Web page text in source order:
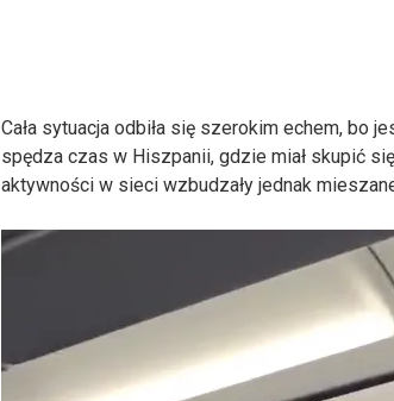
Cała sytuacja odbiła się szerokim echem, bo
spędza czas w Hiszpanii, gdzie miał skupić
aktywności w sieci wzbudzały jednak